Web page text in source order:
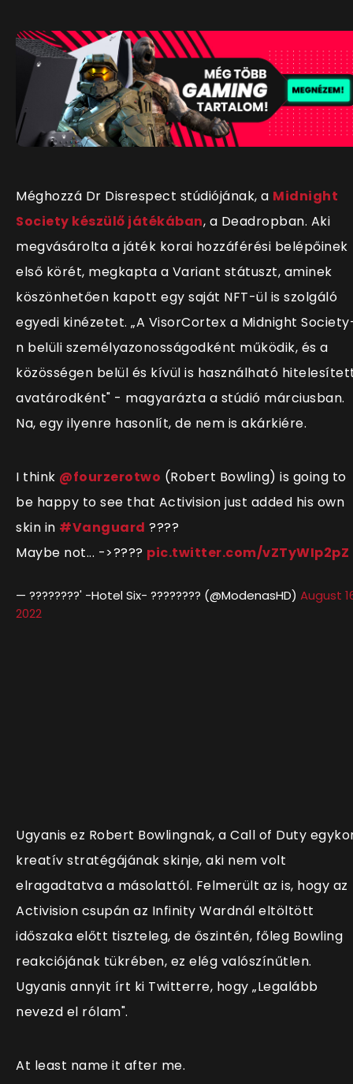
Méghozzá Dr Disrespect stúdiójának, a Midnight
Society készülő játékában, a Deadropban. Aki
megvásárolta a játék korai hozzáférési belépőinek
első körét, megkapta a Variant státuszt, aminek
köszönhetően kapott egy saját NFT-ül is szolgáló
egyedi kinézetet. „A VisorCortex a Midnight
n belüli személyazonosságodként működik, és a
közösségen belül és kívül is használható
avatárodként" - magyarázta a stúdió márciusban.
Na, egy ilyenre hasonlít, de nem is akárkiére.
I think @fourzerotwo (Robert Bowling) is going to
be happy to see that Activision just added his own
skin in #Vanguard ????
Maybe not... ->???? pic.twitter.com/vZTyWIp2pZ
— ????????' -Hotel Six- ???????? (@ModenasHD) August
2022
Ugyanis ez Robert Bowlingnak, a Call of Duty
kreatív stratégájának skinje, aki nem volt
elragadtatva a másolattól. Felmerült az is, hogy az
Activision csupán az Infinity Wardnál eltöltött
időszaka előtt tiszteleg, de őszintén, főleg Bowling
reakciójának tükrében, ez elég valószínűtlen.
Ugyanis annyit írt ki Twitterre, hogy „Legalább
nevezd el rólam".
At least name it after me.